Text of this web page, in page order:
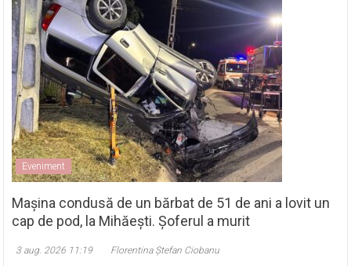
Eveniment
Mașina condusă de un bărbat de 51 de ani a lovit un
cap de pod, la Mihăești. Șoferul a murit
3 aug. 2026 11:19 Florentina Ștefan Ciobanu